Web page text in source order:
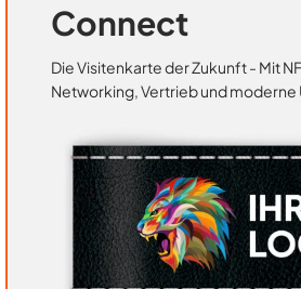
Connect
Die Visitenkarte der Zukunft - Mit
Networking, Vertrieb und